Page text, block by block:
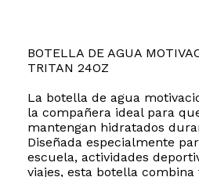
BOTELLA DE AGUA
TRITAN 24OZ
La botella de agua
la compañera ideal para
mantengan hidratados
Diseñada especialmente
escuela, actividades
viajes, esta botella